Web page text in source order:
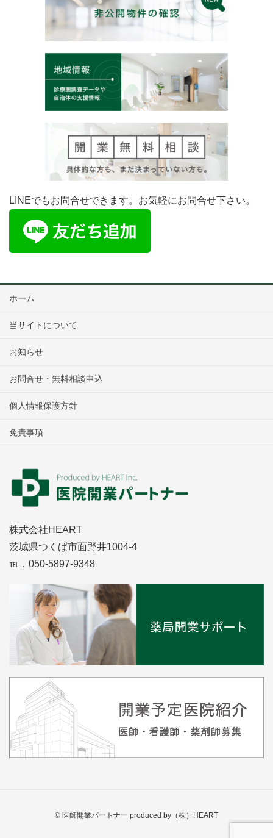
LINEでもお問合せできます。お気軽にお問合せ下さい。
ホーム
当サイトについて
お知らせ
お問合せ・無料相談申込
個人情報保護方針
免責事項
株式会社HEART
茨城県つくば市面野井1004-4
℡．050-5897-9348
© 医師開業パートナー produced by（株）HEART